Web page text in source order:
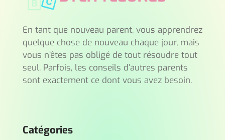
En tant que nouveau parent, vous apprendrez
quelque chose de nouveau chaque jour, mais
vous n’êtes pas obligé de tout résoudre tout
seul. Parfois, les conseils d’autres parents
sont exactement ce dont vous avez besoin.
Catégories